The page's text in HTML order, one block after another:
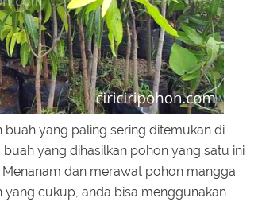
yang paling sering ditemukan di
yang dihasilkan pohon yang satu ini
dan merawat pohon mangga
yang cukup, anda bisa menggunakan